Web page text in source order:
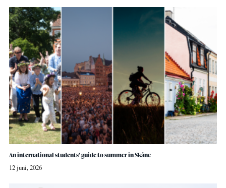
An international students’ guide to summer in Skåne
12 juni, 2026